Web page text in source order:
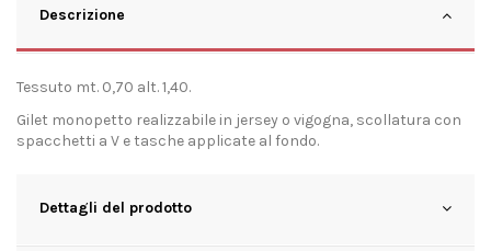
Descrizione
Tessuto mt. 0,70 alt. 1,40.
Gilet monopetto realizzabile in jersey o vigogna, scollatura con
spacchetti a V e tasche applicate al fondo.
Dettagli del prodotto